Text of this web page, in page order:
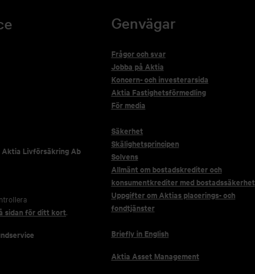
Aktia Livförsäkring Ab
sidan för ditt kort.
Genvägar
Frågor och svar
Jobba på Aktia
Koncern- och investerarsida
Aktia Fastighetsförmedling
För media
Säkerhet
Skälighetsprincipen
Solvens
Allmänt om bostadskrediter och
konsumentkrediter med bostadssäkerhet
Uppgifter om Aktias placerings- och
fondtjänster
Briefly in English
Aktia Asset Management